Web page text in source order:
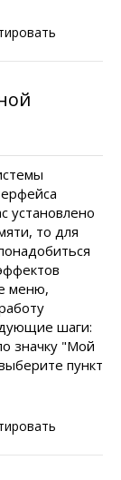
установлено
то для
меню,
шаги:
значку "Мой
пункт